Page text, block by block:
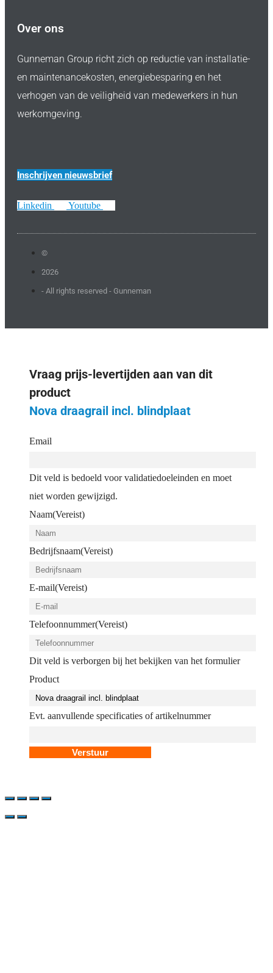
Over ons
Gunneman Group richt zich op reductie van installatie-
en maintenancekosten, energiebesparing en het
verhogen van de veiligheid van medewerkers in hun
werkomgeving.
Inschrijven nieuwsbrief
Linkedin Youtube
©
2026
- All rights reserved - Gunneman
Vraag prijs-levertijden aan van dit
product
Nova draagrail incl. blindplaat
Email
Dit veld is bedoeld voor validatiedoeleinden en moet
niet worden gewijzigd.
Naam(Vereist)
Bedrijfsnaam(Vereist)
E-mail(Vereist)
Telefoonnummer(Vereist)
Dit veld is verborgen bij het bekijken van het formulier
Product
Evt. aanvullende specificaties of artikelnummer